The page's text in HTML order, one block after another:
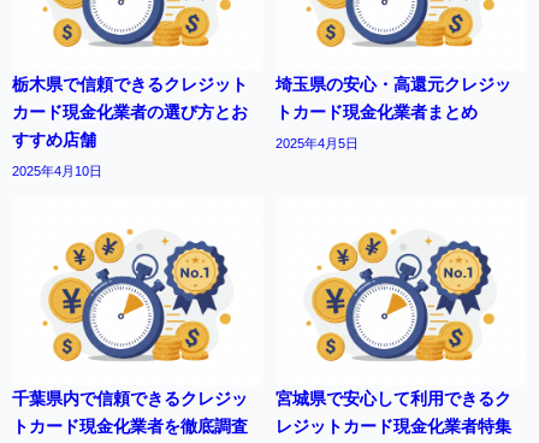
栃木県で信頼できるクレジット
カード現金化業者の選び方とお
すすめ店舗
2025年4月10日
埼玉県の安心・高還元クレジッ
トカード現金化業者まとめ
2025年4月5日
千葉県内で信頼できるクレジッ
トカード現金化業者を徹底調査
宮城県で安心して利用できるク
レジットカード現金化業者特集